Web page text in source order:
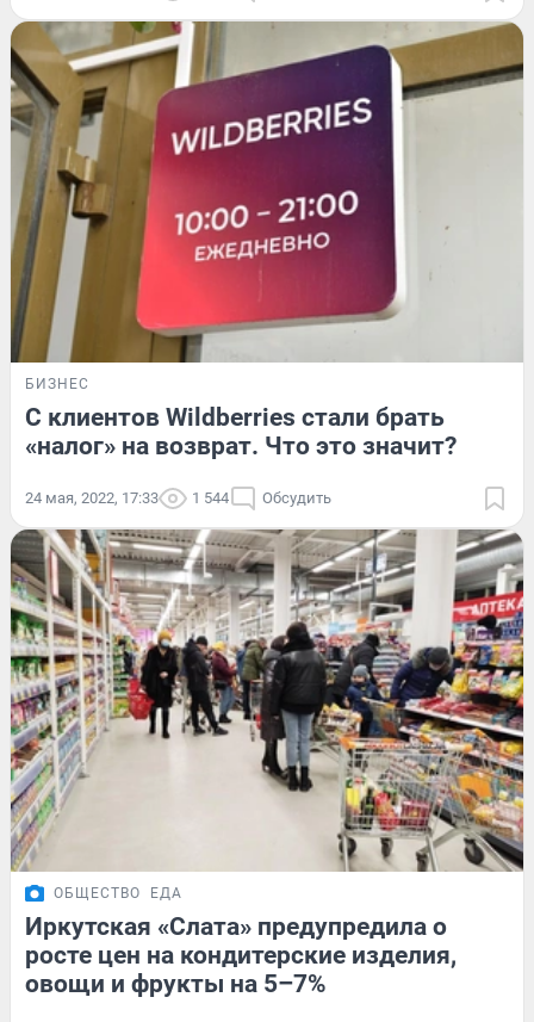
БИЗНЕС
С клиентов Wildberries стали брать
«налог» на возврат. Что это значит?
24 мая, 2022, 17:33 1 544 Обсудить
ОБЩЕСТВО ЕДА
Иркутская «Слата» предупредила о
росте цен на кондитерские изделия,
овощи и фрукты на 5–7%